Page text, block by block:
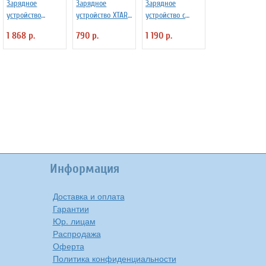
Зарядное
устройство
SmartDisplay
1000
1 868 р.
Зарядное
устройство XTAR
аккумуляторов
790 р.
Зарядное
устройство с
ROBITON
MobileСharger
1 190 р.
Информация
Доставка и оплата
Гарантии
Юр. лицам
Распродажа
Оферта
Политика конфиденциальности